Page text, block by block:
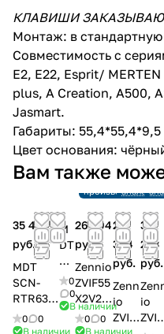
КЛАВИШИ
Монтаж: в
Совместимость с
E2, E22, Esprit/
plus, A Creation, A500,
Jasmart.
Габариты:
Цвет основания:
Вам также
35 469
руб.
MDT
SCN-
RTR63O
.01
Комнат
0
0
В наличии
M
DT
BE
-
GB
ZS
0
0
В наличии
Снято с
26 394
руб.
Zennio
ZVIF55
X2V2S
Емкос
тный
0
0
В наличии
Снято с
Ссылка
26
394
руб.
Zenn
io
ZVI-
30
253
руб.
io
ZVI-